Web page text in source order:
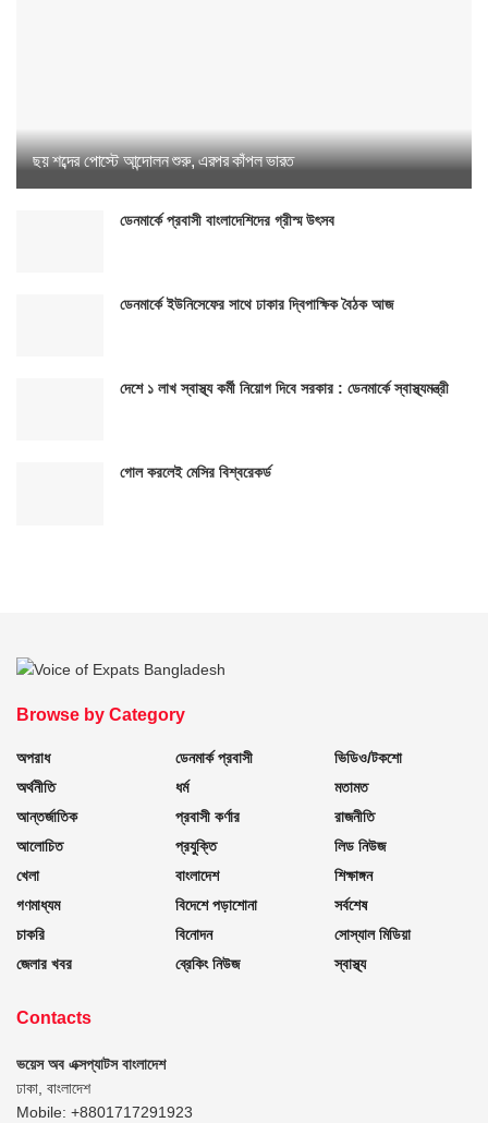
ছয় শব্দের পোস্টে আন্দোলন শুরু, এরপর কাঁপল ভারত
ডেনমার্কে প্রবাসী বাংলাদেশিদের গ্রীস্ম উৎসব
ডেনমার্কে ইউনিসেফের সাথে ঢাকার দ্বিপাক্ষিক বৈঠক আজ
দেশে ১ লাখ স্বাস্থ্য কর্মী নিয়োগ দিবে সরকার : ডেনমার্কে স্বাস্থ্যমন্ত্রী
গোল করলেই মেসির বিশ্বরেকর্ড
Browse by Category
অপরাধ
অর্থনীতি
আন্তর্জাতিক
আলোচিত
খেলা
গণমাধ্যম
চাকরি
জেলার খবর
ডেনমার্ক প্রবাসী
ধর্ম
প্রবাসী কর্ণার
প্রযুক্তি
বাংলাদেশ
বিদেশে পড়াশোনা
বিনোদন
ব্রেকিং নিউজ
ভিডিও/টকশো
মতামত
রাজনীতি
লিড নিউজ
শিক্ষাঙ্গন
সর্বশেষ
সোস্যাল মিডিয়া
স্বাস্থ্য
Contacts
ভয়েস অব এক্সপ্যাটস বাংলাদেশ
ঢাকা, বাংলাদেশ
Mobile: +8801717291923